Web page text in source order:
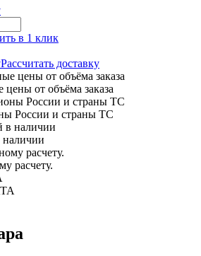
в 1 клик
Рассчитать доставку
от объёма заказа
России и страны ТС
расчету.